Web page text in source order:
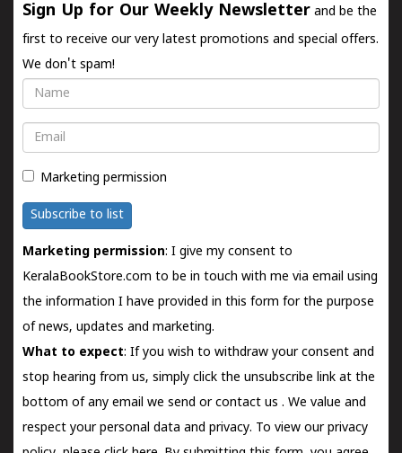
Sign Up for Our Weekly Newsletter and be the
first to receive our very latest promotions and special offers.
We don't spam!
Name
Email
Marketing permission
Subscribe to list
Marketing permission: I give my consent to
KeralaBookStore.com to be in touch with me via email using
the information I have provided in this form for the purpose
of news, updates and marketing.
What to expect: If you wish to withdraw your consent and
stop hearing from us, simply click the unsubscribe link at the
bottom of any email we send orcontact us . We value and
respect your personal data and privacy. To view our privacy